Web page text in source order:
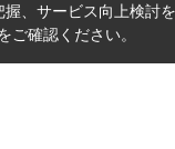
、サービス向上検討
ご確認ください。